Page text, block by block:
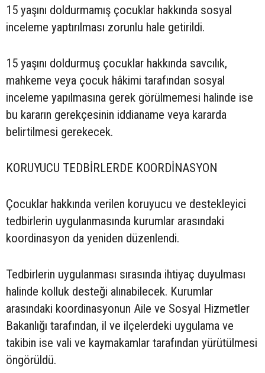
15 yaşını doldurmamış çocuklar hakkında sosyal
inceleme yaptırılması zorunlu hale getirildi.
15 yaşını doldurmuş çocuklar hakkında savcılık,
mahkeme veya çocuk hâkimi tarafından sosyal
inceleme yapılmasına gerek görülmemesi halinde ise
bu kararın gerekçesinin iddianame veya kararda
belirtilmesi gerekecek.
KORUYUCU TEDBİRLERDE KOORDİNASYON
Çocuklar hakkında verilen koruyucu ve destekleyici
tedbirlerin uygulanmasında kurumlar arasındaki
koordinasyon da yeniden düzenlendi.
Tedbirlerin uygulanması sırasında ihtiyaç duyulması
halinde kolluk desteği alınabilecek. Kurumlar
arasındaki koordinasyonun Aile ve Sosyal Hizmetler
Bakanlığı tarafından, il ve ilçelerdeki uygulama ve
takibin ise vali ve kaymakamlar tarafından yürütülmesi
öngörüldü.